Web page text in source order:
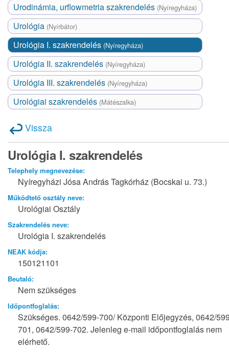
Urodinámia, urflowmetria szakrendelés (Nyíregyháza)
Urológia (Nyírbátor)
Urológia I. szakrendelés (Nyíregyháza)
Urológia II. szakrendelés (Nyíregyháza)
Urológia III. szakrendelés (Nyíregyháza)
Urológiai szakrendelés (Mátészalka)
Vissza
Urológia I. szakrendelés
Telephely megnevezése:
Nyíregyházi Jósa András Tagkórház (Bocskai u. 73.)
Működtető osztály neve:
Urológiai Osztály
Szakrendelés neve:
Urológia I. szakrendelés
NEAK kódja:
150121101
Beutaló:
Nem szükséges
Időpontfoglalás:
Szükséges. 0642/599-700/ Központi Előjegyzés, 0642/
701, 0642/599-702. Jelenleg e-mail időpontfoglalás nem
elérhető.